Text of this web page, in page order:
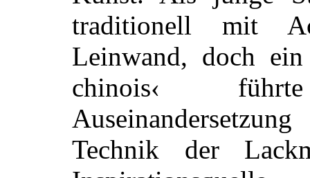
traditionell mit
Leinwand, doch
chinois‹
Technik der